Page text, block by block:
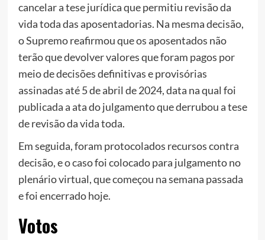
cancelar a tese jurídica que permitiu revisão da
vida toda das aposentadorias. Na mesma decisão,
o Supremo reafirmou que os aposentados não
terão que devolver valores que foram pagos por
meio de decisões definitivas e provisórias
assinadas até 5 de abril de 2024, data na qual foi
publicada a ata do julgamento que derrubou a tese
de revisão da vida toda.
Em seguida, foram protocolados recursos contra
decisão, e o caso foi colocado para julgamento no
plenário virtual, que começou na semana passada
e foi encerrado hoje.
Votos